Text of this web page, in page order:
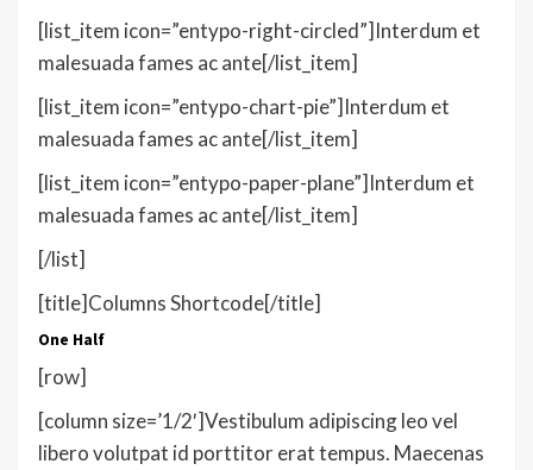
[list_item icon=”entypo-right-circled”]Interdum et
malesuada fames ac ante[/list_item]
[list_item icon=”entypo-chart-pie”]Interdum et
malesuada fames ac ante[/list_item]
[list_item icon=”entypo-paper-plane”]Interdum et
malesuada fames ac ante[/list_item]
[/list]
[title]Columns Shortcode[/title]
One Half
[row]
[column size=’1/2′]Vestibulum adipiscing leo vel
libero volutpat id porttitor erat tempus. Maecenas